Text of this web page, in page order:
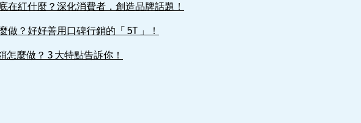
在紅什麼？深化消費者，創造品牌話題！
做？好好善用口碑行銷的「 5T 」！
怎麼做？ 3 大特點告訴你！